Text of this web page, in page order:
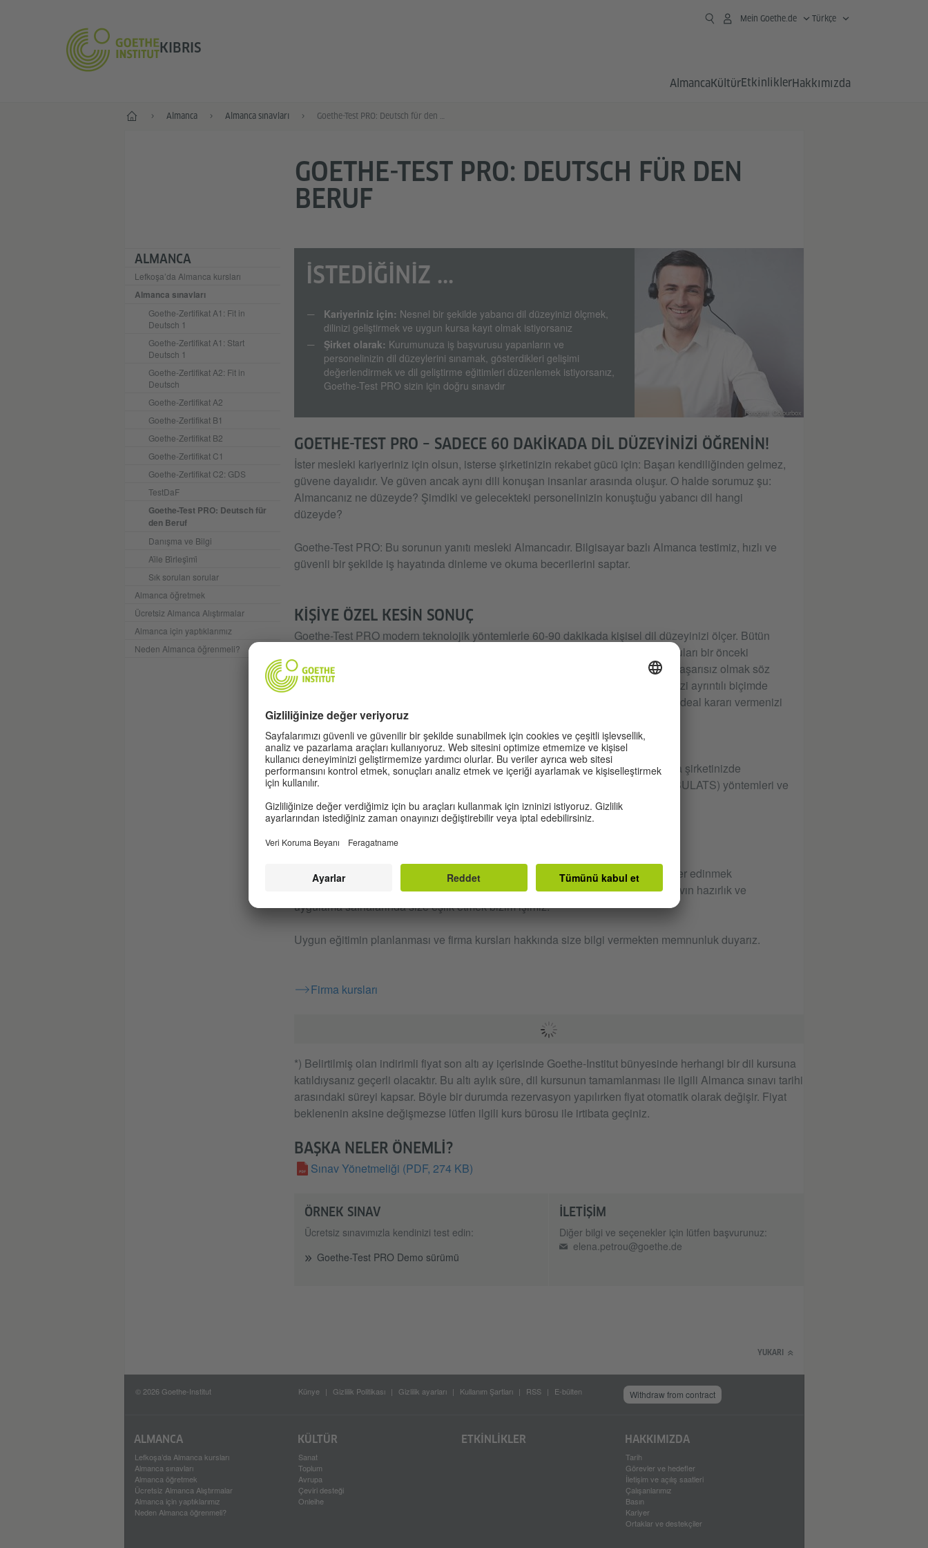
KIBRIS
Mein Goethe.de Türkçe
AlmancaKültürEtkinliklerHakkımızda
Anasayfa Almanca Almanca sınavları Goethe-Test PRO: Deutsch für den Beruf
ALMANCA
Lefkoşa’da Almanca kursları
Almanca sınavları
Goethe-Zertifikat A1: Fit in
Deutsch 1
Goethe-Zertifikat A1: Start
Deutsch 1
Goethe-Zertifikat A2: Fit in
Deutsch
Goethe-Zertifikat A2
Goethe-Zertifikat B1
Goethe-Zertifikat B2
Goethe-Zertifikat C1
Goethe-Zertifikat C2: GDS
TestDaF
Goethe-Test PRO: Deutsch für
den Beruf
Danışma ve Bilgi
Ai̇le Bi̇rleşi̇mi̇
Sık sorulan sorular
Almanca öğretmek
Ücretsiz Almanca Alıştırmalar
Almanca için yaptıklarımız
Neden Almanca öğrenmeli?
GOETHE-TEST PRO: DEUTSCH FÜR DEN
BERUF
Fotoğraf: Colourbox
İSTEDIĞINIZ ...
Kariyeriniz için: Nesnel bir şekilde yabancı dil düzeyinizi ölçmek,
dilinizi geliştirmek ve uygun kursa kayıt olmak istiyorsanız
Şirket olarak: Kurumunuza iş başvurusu yapanların ve
personelinizin dil düzeylerini sınamak, gösterdikleri gelişimi
değerlendirmek ve dil geliştirme eğitimleri düzenlemek istiyorsanız,
Goethe-Test PRO sizin için doğru sınavdır
GOETHE-TEST PRO – SADECE 60 DAKIKADA DIL DÜZEYINIZI ÖĞRENIN!
İster mesleki kariyeriniz için olsun, isterse şirketinizin rekabet gücü için: Başarı kendiliğinden gelmez,
güvene dayalıdır. Ve güven ancak aynı dili konuşan insanlar arasında oluşur. O halde sorumuz şu:
Almancanız ne düzeyde? Şimdiki ve gelecekteki personelinizin konuştuğu yabancı dil hangi
düzeyde?
Goethe-Test PRO: Bu sorunun yanıtı mesleki Almancadır. Bilgisayar bazlı Almanca testimiz, hızlı ve
güvenli bir şekilde iş hayatında dinleme ve okuma becerilerini saptar.
KIŞIYE ÖZEL KESIN SONUÇ
Goethe-Test PRO modern teknolojik yöntemlerle 60-90 dakikada kişisel dil düzeyinizi ölçer. Bütün
katılımcılar sınava aynı düzeyde sorularla başlar. Sınav ilerledikçe program soruları bir önceki
cevabınıza göre seçer ve en doğru biçimde dil düzeyleriyle eşleştirir. Sınavda başarısız olmak söz
konusu değildir: Sınavın bitiminde sonuçlarla birlikte sertifikanızı ve dil düzeyinizi ayrıntılı biçimde
açıklayan bilgiye ulaşır, gerektiğinde almanız gereken eğitim v.b. konularda en ideal kararı vermenizi
sağlayacak temel bilgileri edinirsiniz.
Goethe- Test Pro’yu dünyanın her yerinde sınav merkezlerimizden birinde ya da şirketinizde
uygulayabilirsiniz. Goethe- Test PRO saygın Mesleki Dil Sınama Sistemi’nin (BULATS) yöntemleri ve
Avrupa Dilleri Ortak Çerçeve Programı (GER) baz alınarak hazırlanmıştır.
BIZIMLE ILETIŞIME GEÇIN
Sizin ya da personelinizin dil becerileri hakkında belirsizlik değil de kesin bilgiler edinmek
istiyorsanız, bizimle iletişime geçin! Bağlayıcı olmayan bir teklif sunmak ve sınavın hazırlık ve
uygulama safhalarında size eşlik etmek bizim işimiz.
Uygun eğitimin planlanması ve firma kursları hakkında size bilgi vermekten memnunluk duyarız.
Firma kursları
*) Belirtilmiş olan indirimli fiyat son altı ay içerisinde Goethe-Institut bünyesinde herhangi bir dil kursuna
katıldıysanız geçerli olacaktır. Bu altı aylık süre, dil kursunun tamamlanması ile ilgili Almanca sınavı tarihi
arasındaki süreyi kapsar. Böyle bir durumda rezervasyon yapılırken fiyat otomatik olarak değişir. Fiyat
beklenenin aksine değişmezse lütfen ilgili kurs bürosu ile irtibata geçiniz.
BAŞKA NELER ÖNEMLİ?
Sınav Yönetmeliği (PDF, 274 KB)
ÖRNEK SINAV
Ücretsiz sınavımızla kendinizi test edin:
Goethe-Test PRO Demo sürümü
İLETİŞİM
Diğer bilgi ve seçenekler için lütfen başvurunuz:
elena.petrou@goethe.de
YUKARI
© 2026 Goethe-Institut Künye Gizlilik Politikası Gizlilik ayarları Kullanım Şartları RSS E-bülten Withdraw from contract
ALMANCA
Lefkoşa’da Almanca kursları
Almanca sınavları
Almanca öğretmek
Ücretsiz Almanca Alıştırmalar
Almanca için yaptıklarımız
Neden Almanca öğrenmeli?
KÜLTÜR
Sanat
Toplum
Avrupa
Çeviri desteği
Onleihe
ETKINLIKLER HAKKIMIZDA
Tarih
Görevler ve hedefler
İletişim ve açılış saatleri
Çalışanlarımız
Basın
Kariyer
Ortaklar ve destekçiler